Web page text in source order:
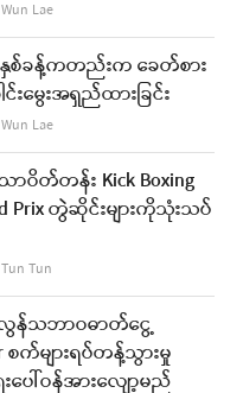
Author
Wun Lae
စ်ခန့်ကတည်းက ခေတ်စား
းမွေးအရှည်ထားခြင်း
Author
Wun Lae
ာဝိတ်တန်း Kick Boxing
Prix တွဲဆိုင်းများကိုသုံးသပ်
Author
Tun Tun
န်သဘာဝဓာတ်ငွေ့
စက်များရပ်တန့်သွားမှု
ပေါ်ဝန်အားလျော့မည်